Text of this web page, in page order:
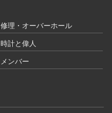
修理・オーバーホール
時計と偉人
メンバー